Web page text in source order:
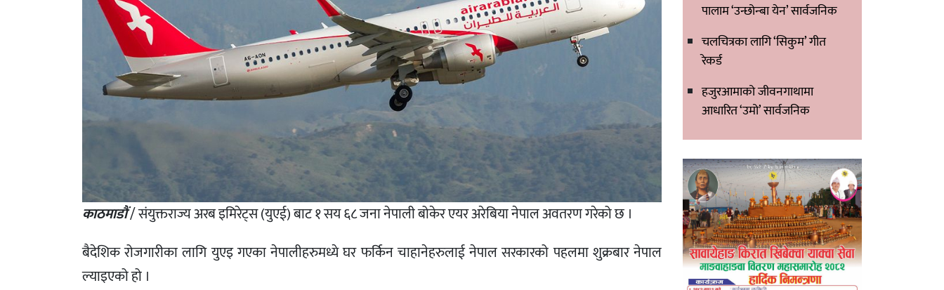
काठमाडौं/ संयुक्तराज्य अरब इमिरेट्स (युएई) बाट १ सय ६८ जना नेपाली बोकेर एयर अरेबिया नेपाल अवतरण गरेको छ ।
बैदेशिक रोजगारीका लागि युएइ गएका नेपालीहरुमध्ये घर फर्किन चाहानेहरुलाई नेपाल सरकारको पहलमा शुक्रबार नेपाल
ल्याइएको हो ।
पालाम ‘उन्छोन्बा येन’ सार्वजनिक
चलचित्रका लागि ‘सिकुम’ गीत
रेकर्ड
हजुरआमाको जीवनगाथामा
आधारित ‘उमो’ सार्वजनिक